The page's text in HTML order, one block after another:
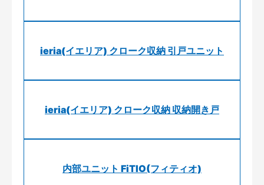
ieria(イエリア) クローク収納 引戸ユニット
ieria(イエリア) クローク収納 収納開き戸
内部ユニット FiTIO(フィティオ)